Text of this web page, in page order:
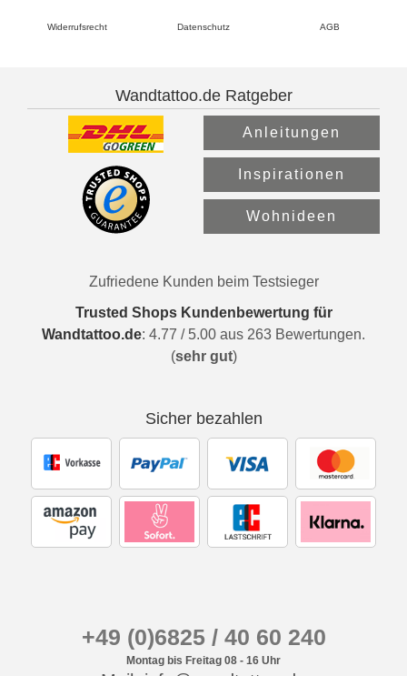
Widerrufsrecht Datenschutz AGB
Wandtattoo.de Ratgeber
Anleitungen
Inspirationen
Wohnideen
Zufriedene Kunden beim Testsieger
Trusted Shops Kundenbewertung für
Wandtattoo.de: 4.77 / 5.00 aus 263 Bewertungen.
(sehr gut)
Sicher bezahlen
+49 (0)6825 / 40 60 240
Montag bis Freitag 08 - 16 Uhr